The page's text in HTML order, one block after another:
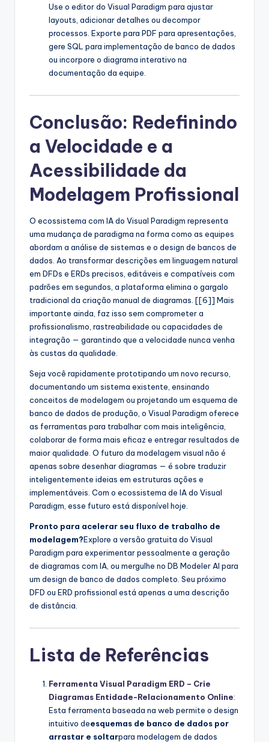
Use o editor do Visual Paradigm para ajustar
layouts, adicionar detalhes ou decompor
processos. Exporte para PDF para apresentações,
gere SQL para implementação de banco de dados
ou incorpore o diagrama interativo na
documentação da equipe.
Conclusão: Redefinindo
a Velocidade e a
Acessibilidade da
Modelagem Profissional
O ecossistema com IA do Visual Paradigm representa
uma mudança de paradigma na forma como as equipes
abordam a análise de sistemas e o design de bancos de
dados. Ao transformar descrições em linguagem natural
em DFDs e ERDs precisos, editáveis e compatíveis com
padrões em segundos, a plataforma elimina o gargalo
tradicional da criação manual de diagramas. [[6]] Mais
importante ainda, faz isso sem comprometer a
profissionalismo, rastreabilidade ou capacidades de
integração — garantindo que a velocidade nunca venha
às custas da qualidade.
Seja você rapidamente prototipando um novo recurso,
documentando um sistema existente, ensinando
conceitos de modelagem ou projetando um esquema de
banco de dados de produção, o Visual Paradigm oferece
as ferramentas para trabalhar com mais inteligência,
colaborar de forma mais eficaz e entregar resultados de
maior qualidade. O futuro da modelagem visual não é
apenas sobre desenhar diagramas — é sobre traduzir
inteligentemente ideias em estruturas ações e
implementáveis. Com o ecossistema de IA do Visual
Paradigm, esse futuro está disponível hoje.
Pronto para acelerar seu fluxo de trabalho de
modelagem?Explore a versão gratuita do Visual
Paradigm para experimentar pessoalmente a geração
de diagramas com IA, ou mergulhe no DB Modeler AI para
um design de banco de dados completo. Seu próximo
DFD ou ERD profissional está apenas a uma descrição
de distância.
Lista de Referências
Ferramenta Visual Paradigm ERD – Crie
Diagramas Entidade-Relacionamento Online:
Esta ferramenta baseada na web permite o design
intuitivo deesquemas de banco de dados por
arrastar e soltarpara modelagem de dados